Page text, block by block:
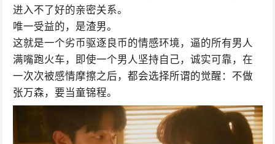
进入不了好的亲密关系。
唯一受益的，是渣男。
这就是一个劣币驱逐良币的情感环境，逼的所有男人
满嘴跑火车，即使一个男人坚持自己，诚实可靠，在
一次次被感情摩擦之后，都会选择所谓的觉醒：不做
张万森，要当童锦程。